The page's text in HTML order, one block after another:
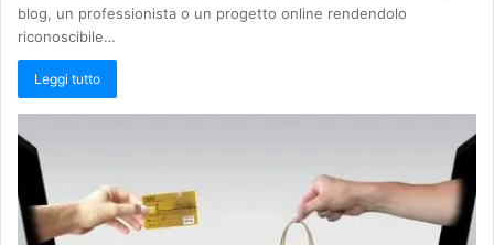
blog, un professionista o un progetto online rendendolo
riconoscibile…
Leggi tutto